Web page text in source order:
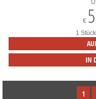
€
1
IN
1